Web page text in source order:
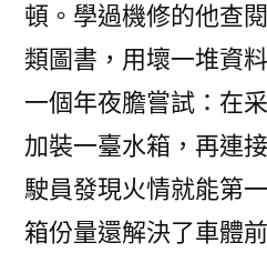
頓。學過機修的他查
類圖書，用壞一堆資
一個年夜膽嘗試：在
加裝一臺水箱，再連
駛員發現火情就能第
箱份量還解決了車體